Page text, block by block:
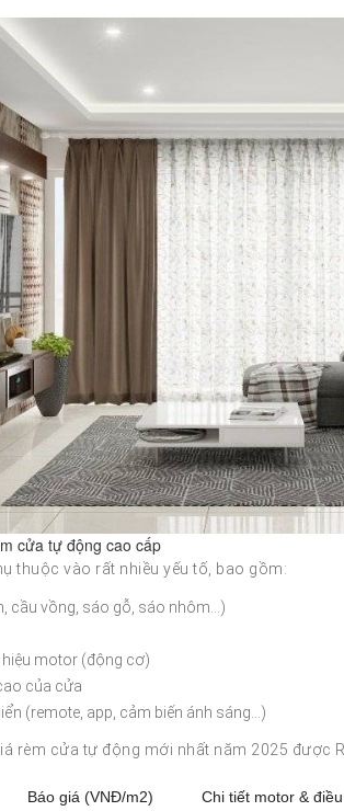
cửa tự động cao cấp
thuộc vào rất nhiều yếu tố, bao gồm:
cầu vồng, sáo gỗ, sáo nhôm…)
motor (động cơ)
của cửa
(remote, app, cảm biến ánh sáng…)
rèm cửa tự động mới nhất năm 2025 được
Báo giá (VNĐ/m2) Chi tiết motor &